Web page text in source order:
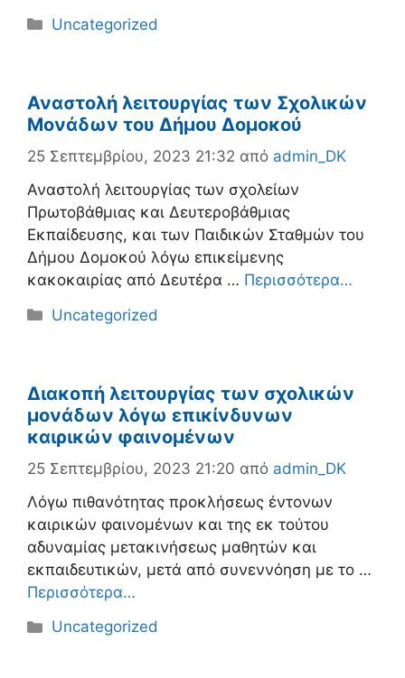
Κατηγορίες
Uncategorized
Αναστολή λειτουργίας των Σχολικών
Μονάδων του Δήμου Δομοκού
25 Σεπτεμβρίου, 2023 21:32 από admin_DK
Αναστολή λειτουργίας των σχολείων
Πρωτοβάθμιας και Δευτεροβάθμιας
Εκπαίδευσης, και των Παιδικών Σταθμών του
Δήμου Δομοκού λόγω επικείμενης
κακοκαιρίας από Δευτέρα … Περισσότερα…
Κατηγορίες
Uncategorized
Διακοπή λειτουργίας των σχολικών
μονάδων λόγω επικίνδυνων
καιρικών φαινομένων
25 Σεπτεμβρίου, 2023 21:20 από admin_DK
Λόγω πιθανότητας προκλήσεως έντονων
καιρικών φαινομένων και της εκ τούτου
αδυναμίας μετακινήσεως μαθητών και
εκπαιδευτικών, μετά από συνεννόηση με το …
Περισσότερα…
Κατηγορίες
Uncategorized